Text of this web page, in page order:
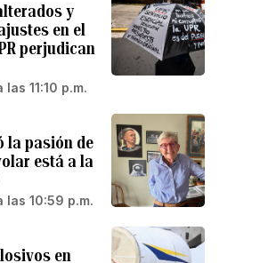
y
en el
perjudican
11:10 p.m.
la pasión de
está a la
10:59 p.m.
en